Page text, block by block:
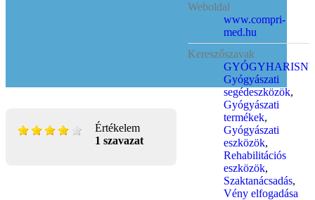
Értékelem
1 szavazat
Weboldal
www.compri-
med.hu
Kereszőszavak
Gyógyászati
segédeszközök,
Gyógyászati
termékek,
Gyógyászati
eszközök,
Rehabilitációs
eszközök,
Szaktanácsadás,
Vény elfogadása